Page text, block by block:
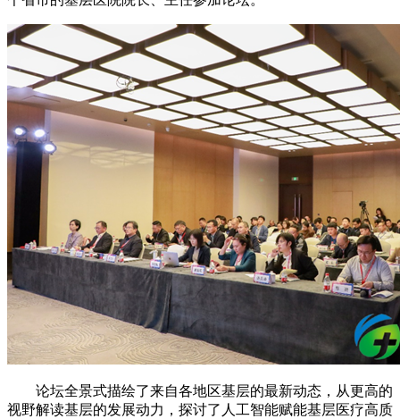
论坛全景式描绘了来自各地区基层的最新动态，从更高的
视野解读基层的发展动力，探讨了人工智能赋能基层医疗高质